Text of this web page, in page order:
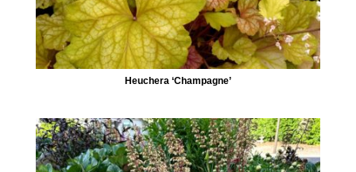
Heuchera ‘Champagne’